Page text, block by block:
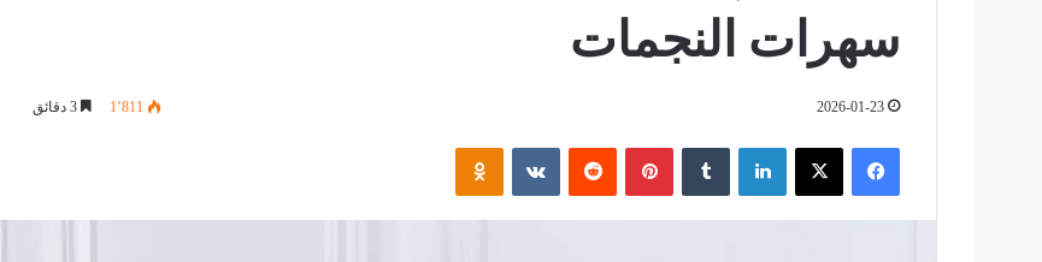
سهرات النجمات
2026-01-23 1٬811
فيسبوك ‫X لينكدإن بينتيريست